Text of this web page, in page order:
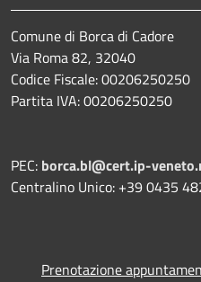
Comune di Borca di Cadore
Via Roma 82, 32040
Codice Fiscale: 00206250250
Partita IVA: 00206250250
PEC: borca.bl@cert.ip-
Centralino Unico: +39 0435
Prenotazione